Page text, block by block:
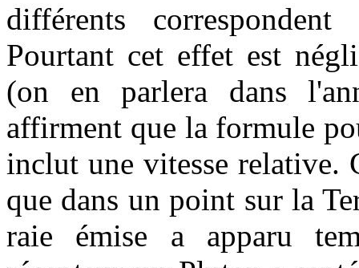
différents
Pourtant cet effet est
(on en parlera dans
affirment que la formule
inclut une vitesse relative.
que dans un point sur la
raie émise a apparu